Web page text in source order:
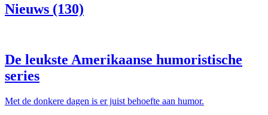
Nieuws (130)
De leukste Amerikaanse humoristische
series
Met de donkere dagen is er juist behoefte aan humor.